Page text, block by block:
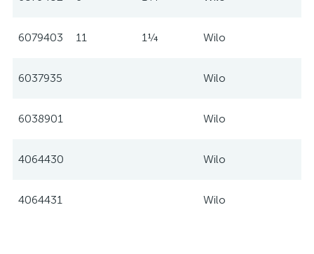
6079403 11 1¼ Wilo
6037935 Wilo
6038901 Wilo
4064430 Wilo
4064431 Wilo